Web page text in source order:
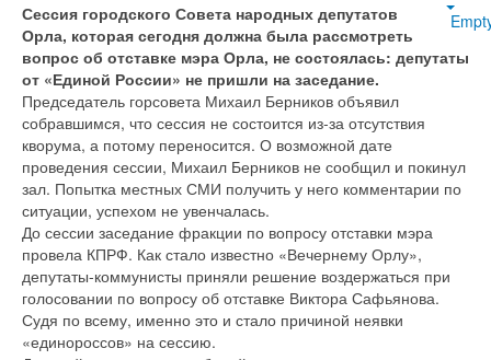
Сессия городского Совета народных депутатов
Орла, которая сегодня должна была рассмотреть
вопрос об отставке мэра Орла, не состоялась: депутаты
от «Единой России» не пришли на заседание.
Председатель горсовета Михаил Берников объявил
собравшимся, что сессия не состоится из-за отсутствия
кворума, а потому переносится. О возможной дате
проведения сессии, Михаил Берников не сообщил и покинул
зал. Попытка местных СМИ получить у него комментарии по
ситуации, успехом не увенчалась.
До сессии заседание фракции по вопросу отставки мэра
провела КПРФ. Как стало известно «Вечернему Орлу»,
депутаты-коммунисты приняли решение воздержаться при
голосовании по вопросу об отставке Виктора Сафьянова.
Судя по всему, именно это и стало причиной неявки
«единороссов» на сессию.